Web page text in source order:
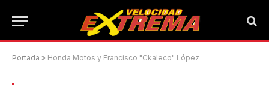
Portada » Honda Motos y Francisco "Ckaleco" López